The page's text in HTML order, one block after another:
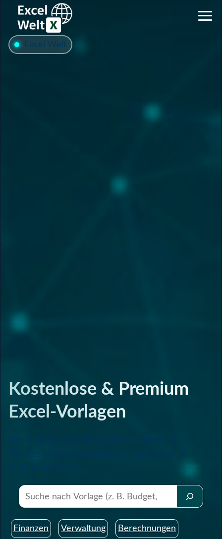
Excel Welt
Kostenlose & Premium
Excel-Vorlagen
Buscar
Finanzen Verwaltung Berechnungen